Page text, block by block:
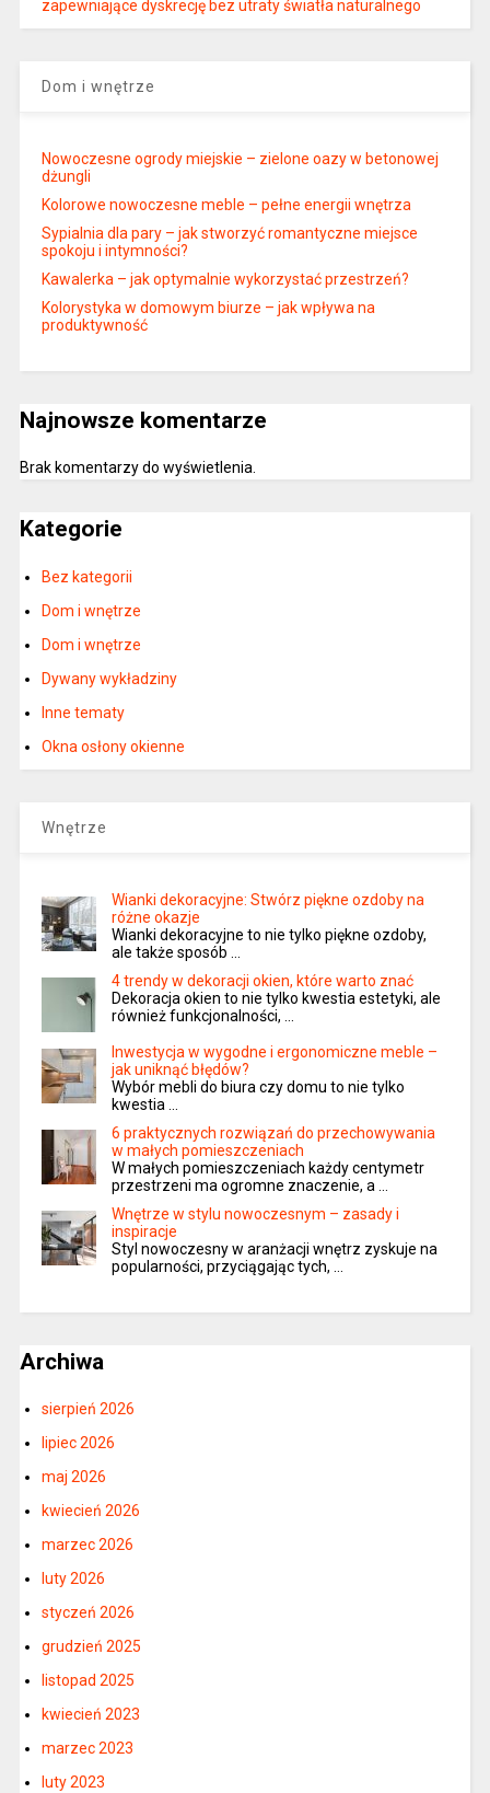
zapewniające dyskrecję bez utraty światła naturalnego
Dom i wnętrze
Nowoczesne ogrody miejskie – zielone oazy w betonowej
dżungli
Kolorowe nowoczesne meble – pełne energii wnętrza
Sypialnia dla pary – jak stworzyć romantyczne miejsce
spokoju i intymności?
Kawalerka – jak optymalnie wykorzystać przestrzeń?
Kolorystyka w domowym biurze – jak wpływa na
produktywność
Najnowsze komentarze
Brak komentarzy do wyświetlenia.
Kategorie
Bez kategorii
Dom i wnętrze
Dom i wnętrze
Dywany wykładziny
Inne tematy
Okna osłony okienne
Wnętrze
Wianki dekoracyjne: Stwórz piękne ozdoby na
różne okazje
Wianki dekoracyjne to nie tylko piękne ozdoby,
ale także sposób …
4 trendy w dekoracji okien, które warto znać
Dekoracja okien to nie tylko kwestia estetyki, ale
również funkcjonalności, …
Inwestycja w wygodne i ergonomiczne meble –
jak uniknąć błędów?
Wybór mebli do biura czy domu to nie tylko
kwestia …
6 praktycznych rozwiązań do przechowywania
w małych pomieszczeniach
W małych pomieszczeniach każdy centymetr
przestrzeni ma ogromne znaczenie, a …
Wnętrze w stylu nowoczesnym – zasady i
inspiracje
Styl nowoczesny w aranżacji wnętrz zyskuje na
popularności, przyciągając tych, …
Archiwa
sierpień 2026
lipiec 2026
maj 2026
kwiecień 2026
marzec 2026
luty 2026
styczeń 2026
grudzień 2025
listopad 2025
kwiecień 2023
marzec 2023
luty 2023